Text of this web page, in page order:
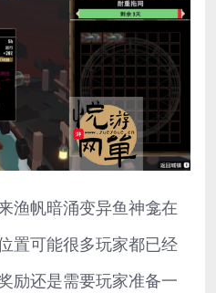
渔帆暗涌变异鱼神龛在
置可能很多玩家都已经
励还是需要玩家准备一